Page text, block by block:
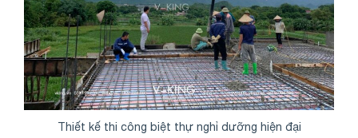
Thiết kế thi công biệt thự nghỉ dưỡng hiện đại